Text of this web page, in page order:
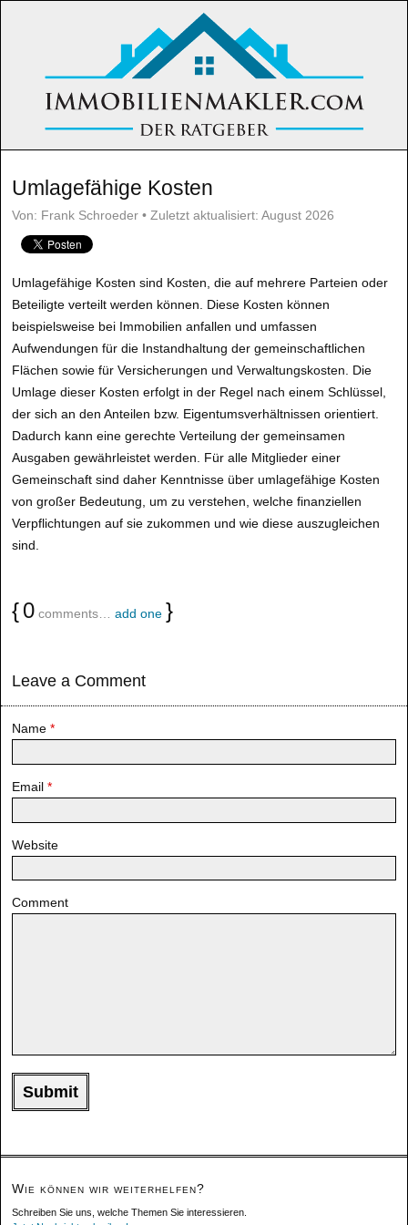
Umlagefähige Kosten
Von: Frank Schroeder • Zuletzt aktualisiert: August 2026
Umlagefähige Kosten sind Kosten, die auf mehrere Parteien oder
Beteiligte verteilt werden können. Diese Kosten können
beispielsweise bei Immobilien anfallen und umfassen
Aufwendungen für die Instandhaltung der gemeinschaftlichen
Flächen sowie für Versicherungen und Verwaltungskosten. Die
Umlage dieser Kosten erfolgt in der Regel nach einem Schlüssel,
der sich an den Anteilen bzw. Eigentumsverhältnissen orientiert.
Dadurch kann eine gerechte Verteilung der gemeinsamen
Ausgaben gewährleistet werden. Für alle Mitglieder einer
Gemeinschaft sind daher Kenntnisse über umlagefähige Kosten
von großer Bedeutung, um zu verstehen, welche finanziellen
Verpflichtungen auf sie zukommen und wie diese auszugleichen
sind.
{0 comments… add one }
Leave a Comment
Name *
Email *
Website
Comment
Wie können wir weiterhelfen?
Schreiben Sie uns, welche Themen Sie interessieren.